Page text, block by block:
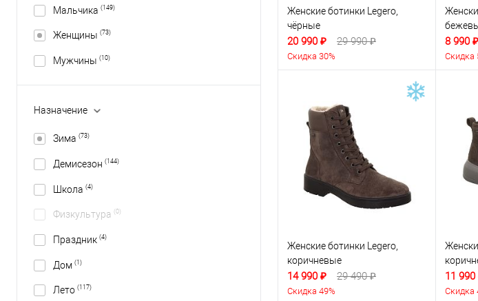
Мальчика (149)
Женщины (73)
Мужчины (10)
Назначение
Зима (73)
Демисезон (144)
Школа (4)
Физкультура (0)
Праздник (4)
Дом (1)
Лето (117)
Женские ботинки Legero,
чёрные
20 990 ₽ 29 990 ₽
Скидка 30%
8 990 ₽
Скидка
Женские ботинки Legero,
коричневые
14 990 ₽ 29 490 ₽
Скидка 49%
11 990
Скидка